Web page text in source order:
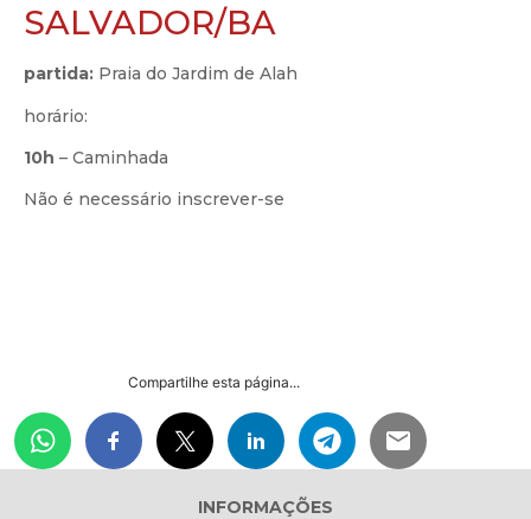
SALVADOR/BA
partida: Praia do Jardim de Alah
horário:
10h – Caminhada
Não é necessário inscrever-se
Compartilhe esta página...
INFORMAÇÕES